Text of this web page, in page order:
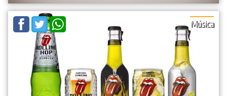
Música